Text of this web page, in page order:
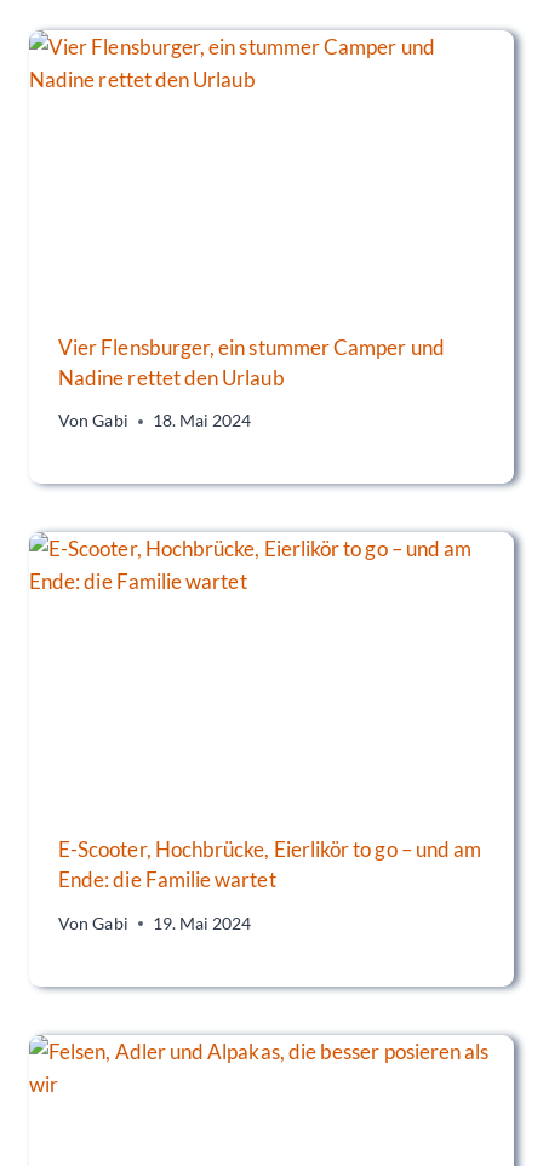
Vier Flensburger, ein stummer Camper und
Nadine rettet den Urlaub
Von Gabi 18. Mai 2024
E-Scooter, Hochbrücke, Eierlikör to go – und am
Ende: die Familie wartet
Von Gabi 19. Mai 2024